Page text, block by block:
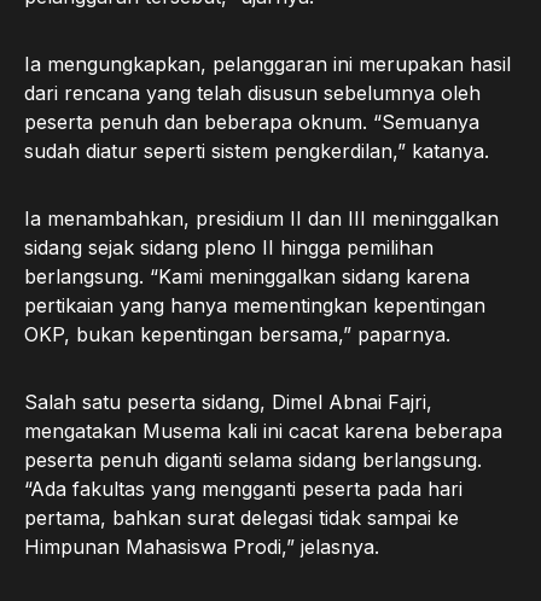
Ia mengungkapkan, pelanggaran ini merupakan hasil
dari rencana yang telah disusun sebelumnya oleh
peserta penuh dan beberapa oknum. “Semuanya
sudah diatur seperti sistem pengkerdilan,” katanya.
Ia menambahkan, presidium II dan III meninggalkan
sidang sejak sidang pleno II hingga pemilihan
berlangsung. “Kami meninggalkan sidang karena
pertikaian yang hanya mementingkan kepentingan
OKP, bukan kepentingan bersama,” paparnya.
Salah satu peserta sidang, Dimel Abnai Fajri,
mengatakan Musema kali ini cacat karena beberapa
peserta penuh diganti selama sidang berlangsung.
“Ada fakultas yang mengganti peserta pada hari
pertama, bahkan surat delegasi tidak sampai ke
Himpunan Mahasiswa Prodi,” jelasnya.